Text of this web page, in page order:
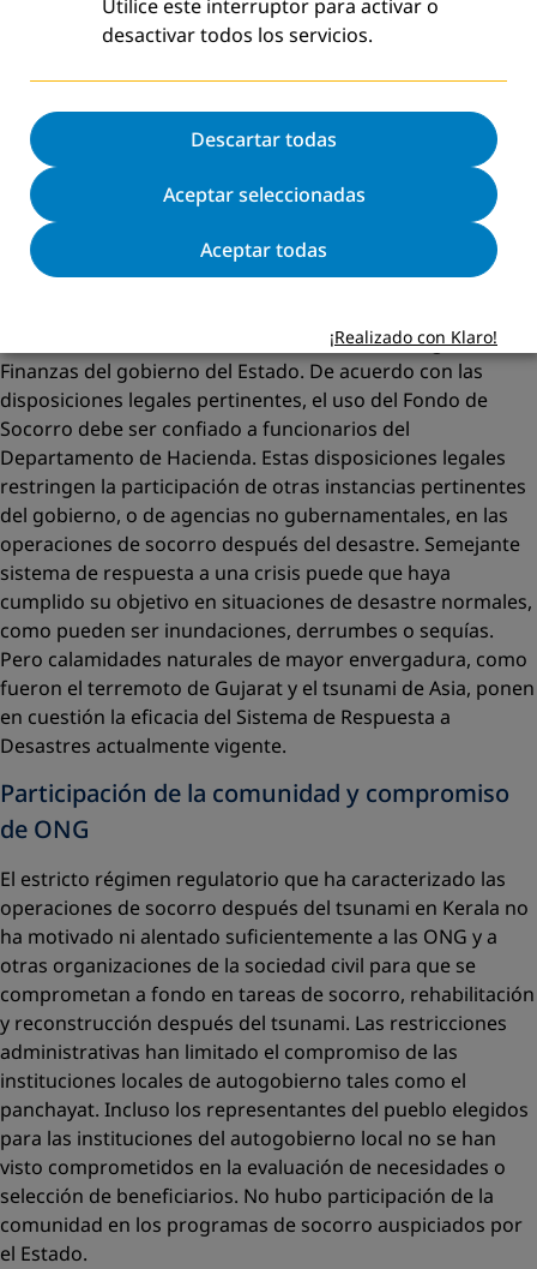
regulatorio que define la organización sistemática de la
respuesta a desastres, y lo normal es que para las tareas
compromiso de otros actores involucrados que no sean
oficiales.
Las operaciones de socorro después del desastre se rigen
por determinadas restricciones regulatorias. El Fondo de
Socorro del Primer Ministro proporciona los recursos para
el socorro después del desastre, y el uso de estos fondos
ver con las Concesiones Discrecionales del Código de
Finanzas del gobierno del Estado. De acuerdo con las
disposiciones legales pertinentes, el uso del Fondo de
Socorro debe ser confiado a funcionarios del
Departamento de Hacienda. Estas disposiciones legales
restringen la participación de otras instancias pertinentes
del gobierno, o de agencias no gubernamentales, en las
operaciones de socorro después del desastre. Semejante
sistema de respuesta a una crisis puede que haya
cumplido su objetivo en situaciones de desastre normales,
como pueden ser inundaciones, derrumbes o sequías.
Pero calamidades naturales de mayor envergadura, como
fueron el terremoto de Gujarat y el tsunami de Asia, ponen
en cuestión la eficacia del Sistema de Respuesta a
Desastres actualmente vigente.
Participación de la comunidad y compromiso
de ONG
El estricto régimen regulatorio que ha caracterizado las
operaciones de socorro después del tsunami en Kerala no
ha motivado ni alentado suficientemente a las ONG y a
otras organizaciones de la sociedad civil para que se
comprometan a fondo en tareas de socorro, rehabilitación
y reconstrucción después del tsunami. Las restricciones
administrativas han limitado el compromiso de las
instituciones locales de autogobierno tales como el
panchayat. Incluso los representantes del pueblo elegidos
para las instituciones del autogobierno local no se han
visto comprometidos en la evaluación de necesidades o
selección de beneficiarios. No hubo participación de la
comunidad en los programas de socorro auspiciados por
el Estado.
Utilice este interruptor para activar o
desactivar todos los servicios.
Descartar todas
Aceptar seleccionadas
Aceptar todas
¡Realizado con Klaro!